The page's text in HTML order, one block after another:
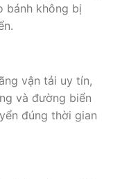
bánh không bị
vận tải uy tín,
và đường biển
đúng thời gian